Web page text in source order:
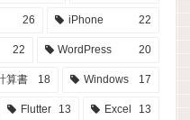
26 iPhone 22
22 WordPress 20
算書 18 Windows 17
Flutter 13 Excel 13